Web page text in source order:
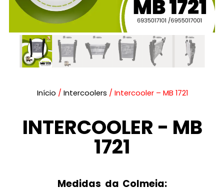
Início / Intercoolers / Intercooler – MB 1721
INTERCOOLER - MB
1721
Medidas da Colmeia: